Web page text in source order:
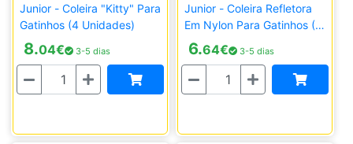
Junior - Coleira "Kitty" Para
Gatinhos (4 Unidades)
8.04€ 3-5 dias
Quantidade
Junior - Coleira Refletora
Em Nylon Para Gatinhos (4
Unidades)
6.64€ 3-5 dias
Quantidade